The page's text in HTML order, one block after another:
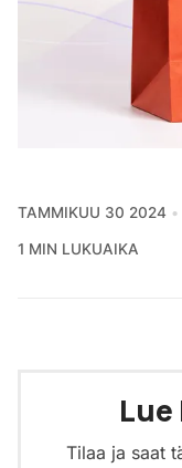
TAMMIKUU 30 2024
1 MIN LUKUAIKA
Tilaa ja saat